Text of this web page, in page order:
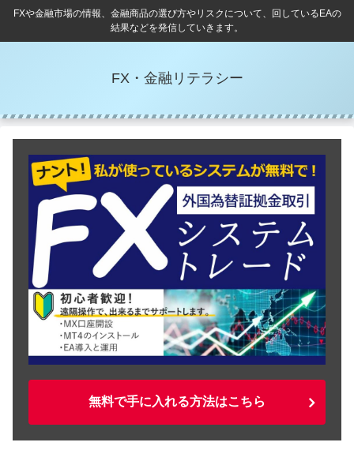
FXや金融市場の情報、金融商品の選び方やリスクについて、回しているEAの
結果などを発信していきます。
FX・金融リテラシー
無料で手に入れる方法はこちら